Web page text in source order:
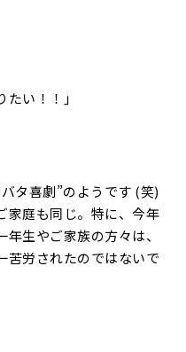
い！！」
タ喜劇”のようです (笑)
家庭も同じ。特に、今年
生やご家族の方々は、
苦労されたのではないで